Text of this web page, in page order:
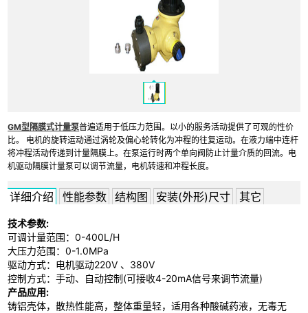
GM型隔膜式计量泵普遍适用于低压力范围。以小的服务活动提供了可观的性价
比。 电机的旋转运动通过涡轮及偏心轮转化为冲程的往复运动。在液力端中连杆
将冲程活动传递到计量隔膜上。在泵运行时两个单向阀防止计量介质的回流。电
机驱动隔膜计量泵可以调节流量，电机转速和冲程长度。
详细介绍 性能参数 结构图 安装(外形)尺寸 其它
技术参数:
可调计量范围：0-400L/H
大压力范围：0-1.0MPa
驱动方式：电机驱动220V 、380V
控制方式：手动、自动控制(可接收4-20mA信号来调节流量)
产品应用:
铸铝壳体，散热性能高，整体重量轻，适用各种酸碱药液，无毒无